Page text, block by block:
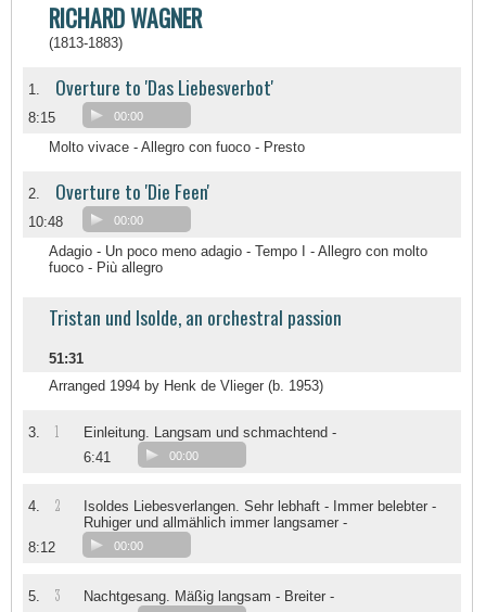
RICHARD WAGNER
(1813-1883)
1. Overture to 'Das Liebesverbot'
8:15 00:00
Molto vivace - Allegro con fuoco - Presto
2. Overture to 'Die Feen'
10:48 00:00
Adagio - Un poco meno adagio - Tempo I - Allegro con molto
fuoco - Più allegro
Tristan und Isolde, an orchestral passion
51:31
Arranged 1994 by Henk de Vlieger (b. 1953)
3. 1
Einleitung. Langsam und schmachtend -
6:41
00:00
4. 2
Isoldes Liebesverlangen. Sehr lebhaft - Immer belebter -
Ruhiger und allmählich immer langsamer -
8:12
00:00
5. 3
Nachtgesang. Mäßig langsam - Breiter -